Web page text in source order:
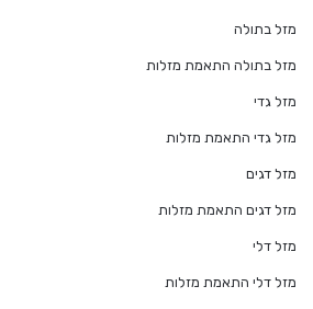
מזל בתולה
מזל בתולה התאמת מזלות
מזל גדי
מזל גדי התאמת מזלות
מזל דגים
מזל דגים התאמת מזלות
מזל דלי
מזל דלי התאמת מזלות